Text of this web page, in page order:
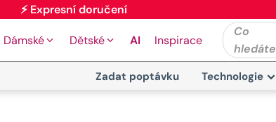
Dámské Dětské AI Inspirace
Co
hledáte
Zadat poptávku Technologie